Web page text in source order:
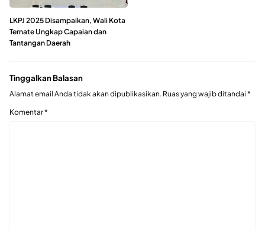
LKPJ 2025 Disampaikan, Wali Kota
Ternate Ungkap Capaian dan
Tantangan Daerah
Tinggalkan Balasan
Alamat email Anda tidak akan dipublikasikan. Ruas yang wajib ditandai *
Komentar*